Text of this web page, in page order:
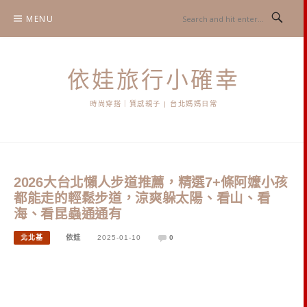
content
MENU
依娃旅行小確幸
時尚穿搭｜質感親子 | 台北媽媽日常
2026大台北懶人步道推薦，精選7+條阿嬤小孩
都能走的輕鬆步道，涼爽躲太陽、看山、看
海、看昆蟲通通有
北北基 依娃 2025-01-10 0